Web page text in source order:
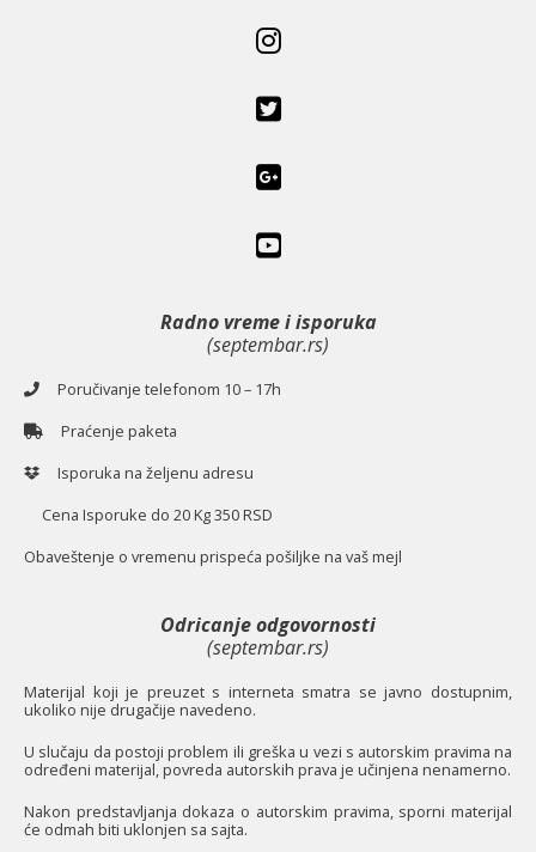
Radno vreme i isporuka
(septembar.rs)
Poručivanje telefonom 10 – 17h
Praćenje paketa
Isporuka na željenu adresu
Cena Isporuke do 20 Kg 350 RSD
Obaveštenje o vremenu prispeća pošiljke na vaš mejl
Odricanje odgovornosti
(septembar.rs)
Materijal koji je preuzet s interneta smatra se javno dostupnim,
ukoliko nije drugačije navedeno.
U slučaju da postoji problem ili greška u vezi s autorskim pravima na
određeni materijal, povreda autorskih prava je učinjena nenamerno.
Nakon predstavljanja dokaza o autorskim pravima, sporni materijal
će odmah biti uklonjen sa sajta.